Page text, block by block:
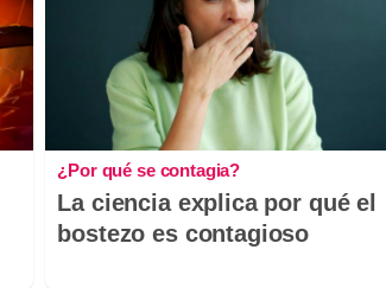
¿Por qué se contagia?
La ciencia explica por qué el
bostezo es contagioso